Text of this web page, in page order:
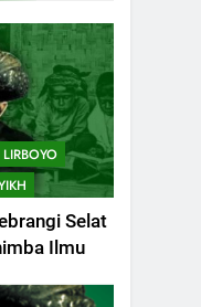
Selat
Ilmu